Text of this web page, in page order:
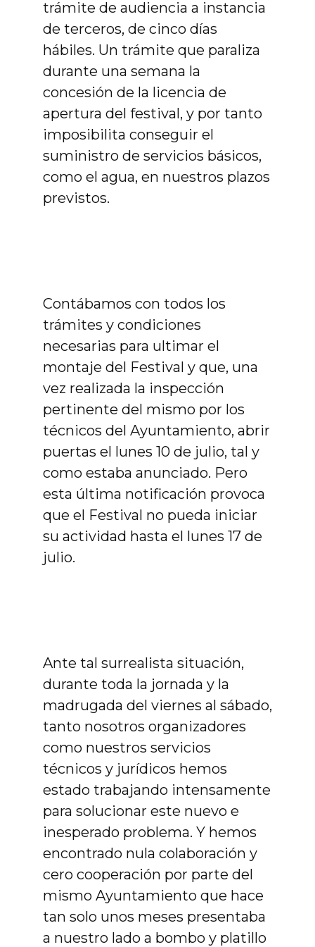
trámite de audiencia a instancia
de terceros, de cinco días
hábiles. Un trámite que paraliza
durante una semana la
concesión de la licencia de
apertura del festival, y por tanto
imposibilita conseguir el
suministro de servicios básicos,
como el agua, en nuestros plazos
previstos.
Contábamos con todos los
trámites y condiciones
necesarias para ultimar el
montaje del Festival y que, una
vez realizada la inspección
pertinente del mismo por los
técnicos del Ayuntamiento, abrir
puertas el lunes 10 de julio, tal y
como estaba anunciado. Pero
esta última notificación provoca
que el Festival no pueda iniciar
su actividad hasta el lunes 17 de
julio.
Ante tal surrealista situación,
durante toda la jornada y la
madrugada del viernes al sábado,
tanto nosotros organizadores
como nuestros servicios
técnicos y jurídicos hemos
estado trabajando intensamente
para solucionar este nuevo e
inesperado problema. Y hemos
encontrado nula colaboración y
cero cooperación por parte del
mismo Ayuntamiento que hace
tan solo unos meses presentaba
a nuestro lado a bombo y platillo